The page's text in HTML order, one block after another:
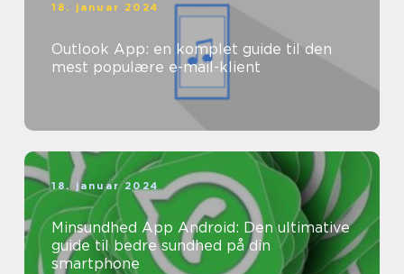
18. januar 2024
Outlook App: en komplet guide til den
mest populære e-mail-klient
18. januar 2024
Minsundhed App Android: Den ultimative
guide til bedre sundhed på din
smartphone